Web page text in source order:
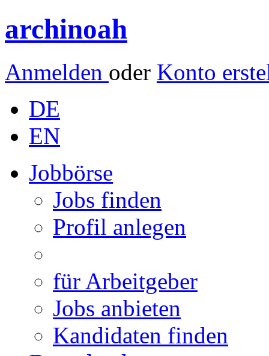
archinoah
Anmelden oder Konto
DE
EN
Jobbörse
Jobs finden
Profil anlegen
für Arbeitgeber
Jobs anbieten
Kandidaten finden